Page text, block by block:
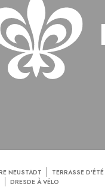
NEUSTADT
TERRASSE
DRESDE À VÉLO